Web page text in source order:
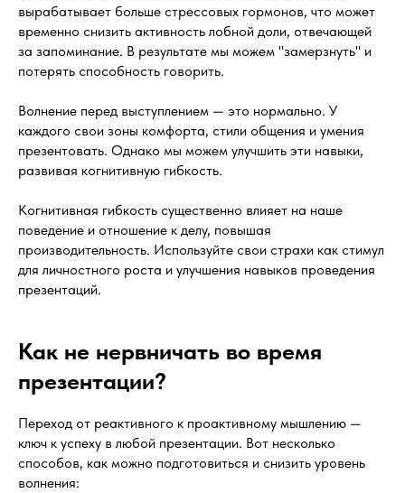
вырабатывает больше стрессовых гормонов, что может
временно снизить активность лобной доли, отвечающей
за запоминание. В результате мы можем "замерзнуть" и
потерять способность говорить.
Волнение перед выступлением — это нормально. У
каждого свои зоны комфорта, стили общения и умения
презентовать. Однако мы можем улучшить эти навыки,
развивая когнитивную гибкость.
Когнитивная гибкость существенно влияет на наше
поведение и отношение к делу, повышая
производительность. Используйте свои страхи как стимул
для личностного роста и улучшения навыков проведения
презентаций.
Как не нервничать во время
презентации?
Переход от реактивного к проактивному мышлению —
ключ к успеху в любой презентации. Вот несколько
способов, как можно подготовиться и снизить уровень
волнения: